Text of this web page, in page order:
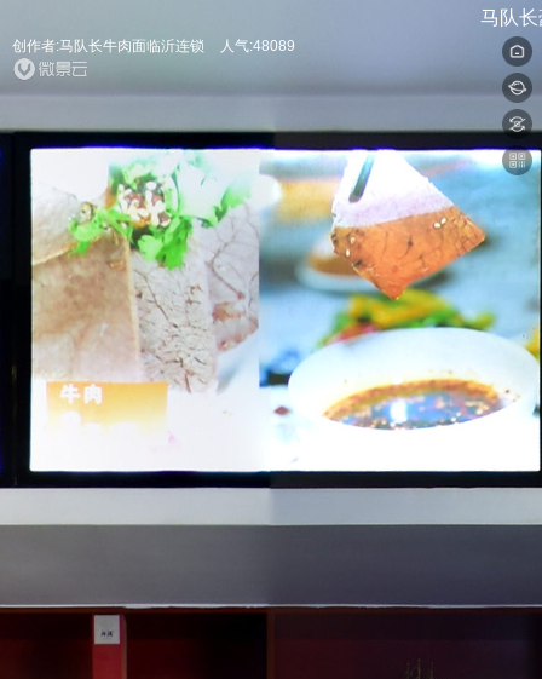
马队
创作者:马队长牛肉面临沂连锁 人气:48089